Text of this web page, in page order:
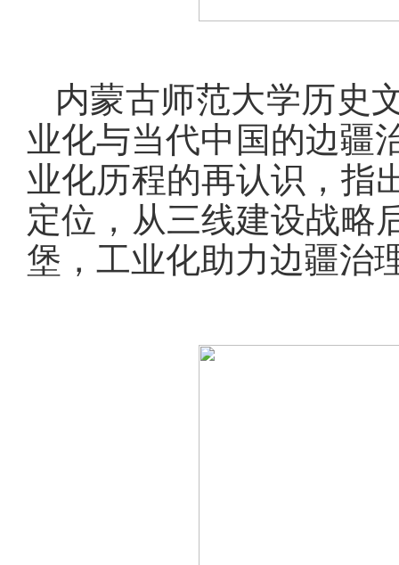
内蒙古师范大学历史
业化与当代中国的边
业化历程的再认识，指
定位，从三线建设战略
堡，工业化助力边疆治